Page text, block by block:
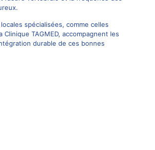
spécialisées, comme celles
Clinique TAGMED, accompagnent les
durable de ces bonnes